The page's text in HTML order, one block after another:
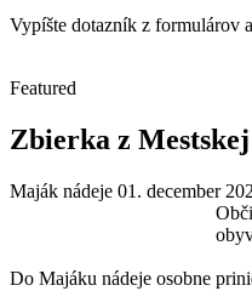
Vypíšte dotazník z formulárov
Featured
Zbierka z
Maják nádeje 01. december
Do Majáku nádeje osobne